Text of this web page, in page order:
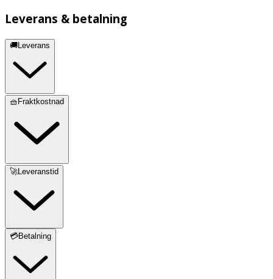
Leverans & betalning
🚚Leverans
🧺Fraktkostnad
🚀Leveranstid
💳Betalning